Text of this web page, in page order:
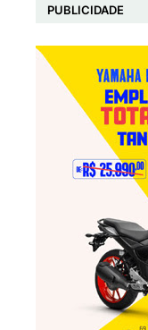
PUBLICIDADE